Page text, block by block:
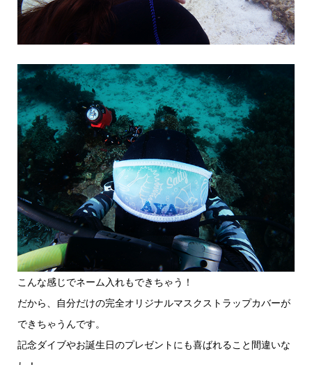
こんな感じでネーム入れもできちゃう！
だから、自分だけの完全オリジナルマスクストラップカバーが
できちゃうんです。
記念ダイブやお誕生日のプレゼントにも喜ばれること間違いな